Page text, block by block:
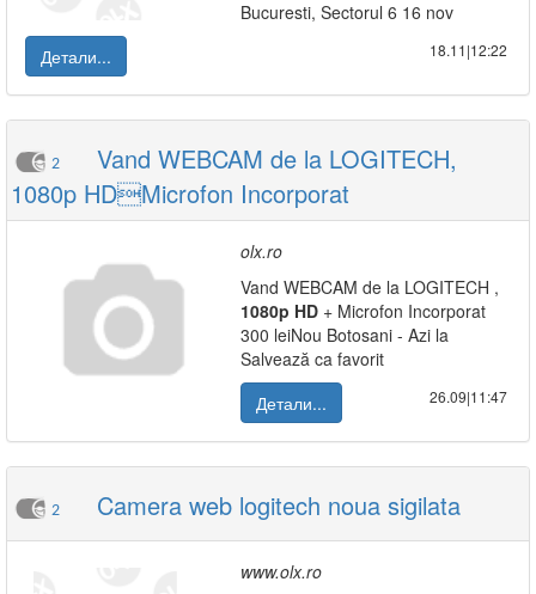
Bucuresti, Sectorul 6 16 nov
Детали...
18.11|12:22
2
Vand WEBCAM de la LOGITECH,
1080p HDMicrofon Incorporat
olx.ro
Vand WEBCAM de la LOGITECH ,
1080p HD + Microfon Incorporat
300 leiNou Botosani - Azi la
Salvează ca favorit
Детали...
26.09|11:47
2 Camera web logitech noua sigilata
www.olx.ro